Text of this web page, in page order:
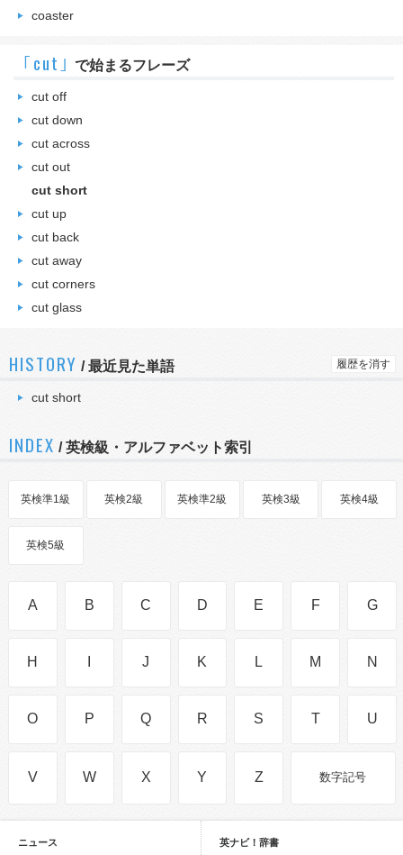
coaster
｢cut｣ で始まるフレーズ
cut off
cut down
cut across
cut out
cut short
cut up
cut back
cut away
cut corners
cut glass
HISTORY /最近見た単語 履歴を消す
cut short
INDEX / 英検級・アルファベット索引
英検準1級 英検2級 英検準2級 英検3級 英検4級
英検5級
A B C D E F G
H J K L M N
O P Q R S T U
V W X Y Z 数字記号
ニュース 英ナビ！辞書